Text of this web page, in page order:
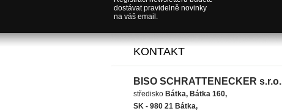
dostávat pravidelně novinky
na váš email.
KONTAKT
BISO SCHRATTENECKER s.r.o.
středisko Bátka, Bátka 160,
SK - 980 21 Bátka,